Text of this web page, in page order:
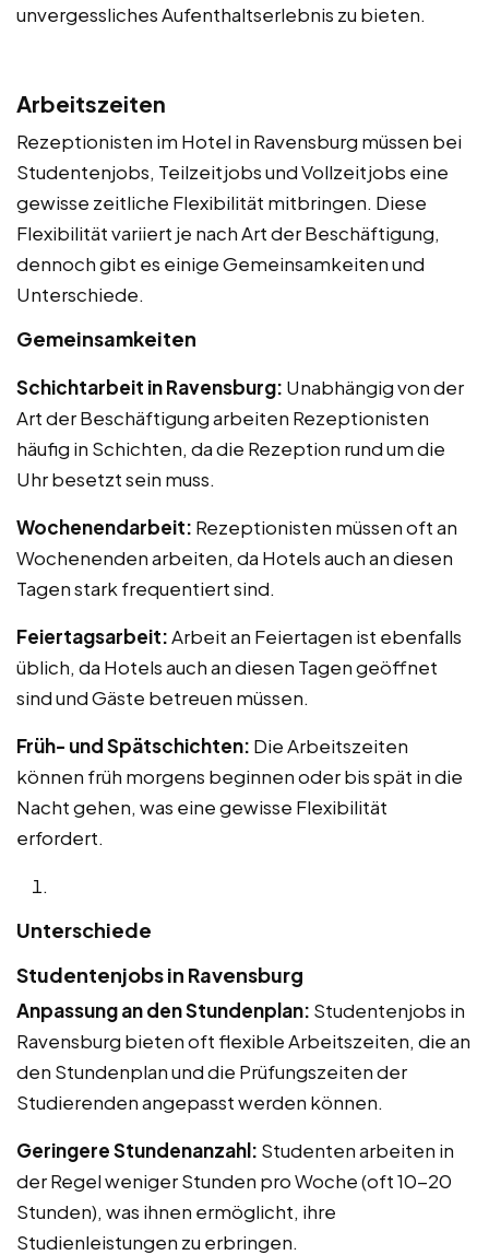
unvergessliches Aufenthaltserlebnis zu bieten.
Arbeitszeiten
Rezeptionisten im Hotel in Ravensburg müssen bei
Studentenjobs, Teilzeitjobs und Vollzeitjobs eine
gewisse zeitliche Flexibilität mitbringen. Diese
Flexibilität variiert je nach Art der Beschäftigung,
dennoch gibt es einige Gemeinsamkeiten und
Unterschiede.
Gemeinsamkeiten
Schichtarbeit in Ravensburg: Unabhängig von der
Art der Beschäftigung arbeiten Rezeptionisten
häufig in Schichten, da die Rezeption rund um die
Uhr besetzt sein muss.
Wochenendarbeit: Rezeptionisten müssen oft an
Wochenenden arbeiten, da Hotels auch an diesen
Tagen stark frequentiert sind.
Feiertagsarbeit:Arbeit an Feiertagen ist ebenfalls
üblich, da Hotels auch an diesen Tagen geöffnet
sind und Gäste betreuen müssen.
Früh- und Spätschichten: Die Arbeitszeiten
können früh morgens beginnen oder bis spät in die
Nacht gehen, was eine gewisse Flexibilität
erfordert.
Unterschiede
Studentenjobs in Ravensburg
Anpassung an den Stundenplan: Studentenjobs in
Ravensburg bieten oft flexible Arbeitszeiten, die an
den Stundenplan und die Prüfungszeiten der
Studierenden angepasst werden können.
Geringere Stundenanzahl: Studenten arbeiten in
der Regel weniger Stunden pro Woche (oft 10-20
Stunden), was ihnen ermöglicht, ihre
Studienleistungen zu erbringen.